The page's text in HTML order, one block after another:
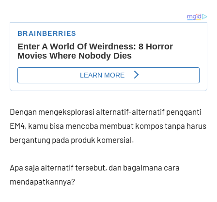
Dengan mengeksplorasi alternatif-alternatif pengganti
EM4, kamu bisa mencoba membuat kompos tanpa harus
bergantung pada produk komersial.
Apa saja alternatif tersebut, dan bagaimana cara
mendapatkannya?